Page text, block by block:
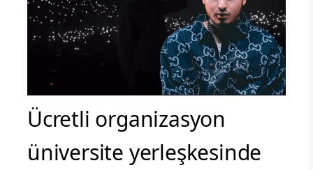
Ücretli organizasyon
üniversite yerleşkesinde